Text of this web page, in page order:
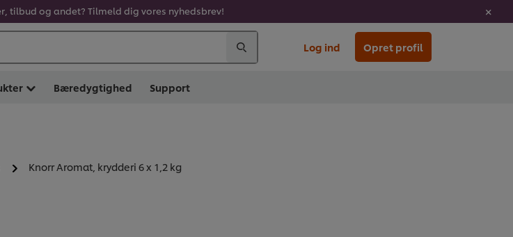
tilbud og andet? Tilmeld dig vores nyhedsbrev!
Log ind Opret profil
Bæredygtighed Support
Knorr Aromat, krydderi 6 x 1,2 kg